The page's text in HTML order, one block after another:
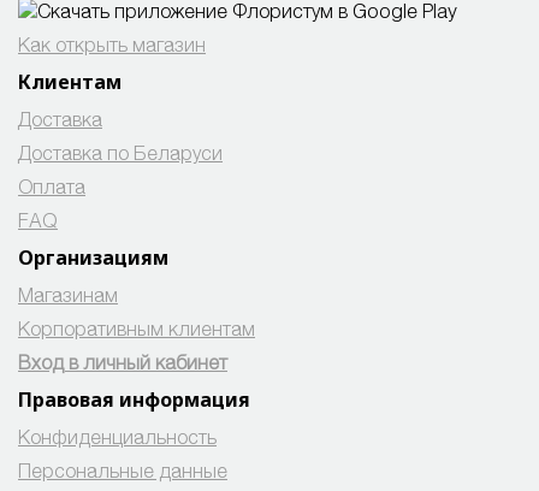
Как открыть магазин
Клиентам
Доставка
Доставка по Беларуси
Оплата
FAQ
Организациям
Магазинам
Корпоративным клиентам
Вход в личный кабинет
Правовая информация
Конфиденциальность
Персональные данные